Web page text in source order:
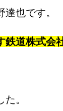
也です。
鉄道株式会
。